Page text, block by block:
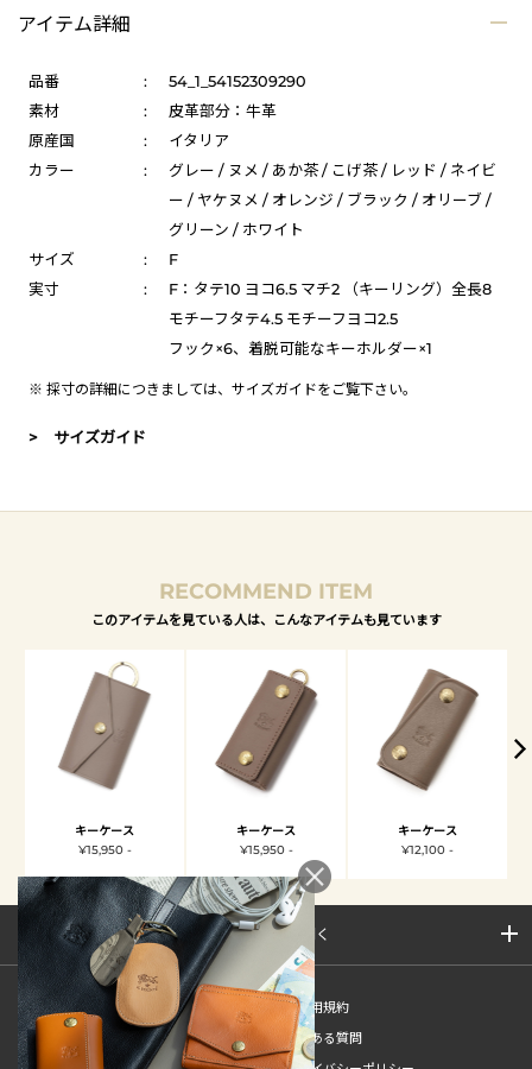
アイテム詳細
品番 :
54_1_54152309290
素材
:
皮革部分：牛革
原産国
:
イタリア
カラー
:
グレー / ヌメ / あか茶 / こげ茶 / レッド / ネイビ
ー / ヤケヌメ / オレンジ / ブラック / オリーブ /
グリーン / ホワイト
サイズ
:
F
実寸
:
F：タテ10 ヨコ6.5 マチ2 （キーリング）全長8
モチーフタテ4.5 モチーフヨコ2.5
フック×6、着脱可能なキーホルダー×1
※ 採寸の詳細につきましては、 サイズガイドをご覧下さい。
> サイズガイド
RECOMMEND ITEM
このアイテムを見ている人は、こんなアイテムも見ています
キーケース
¥15,950 -
キーケース
¥15,950 -
キーケース
¥12,100 -
サイトマップを開く
新規会員登録
ご利用規約
ご利用ガイド
よくある質問